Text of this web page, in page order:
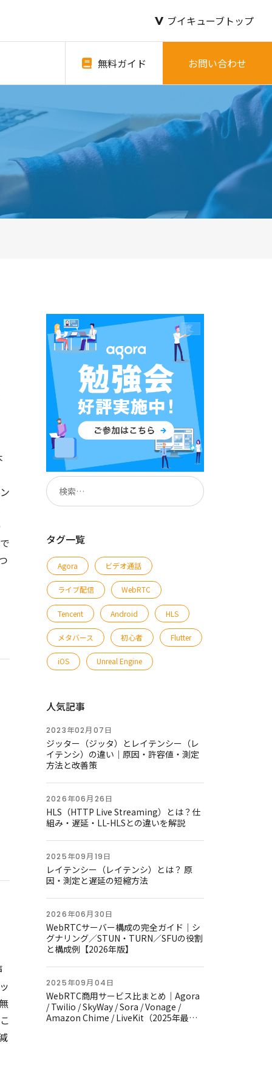
ブイキューブトップ
無料ガイド お問い合わせ
タグ一覧
Agora ビデオ通話
ライブ配信 WebRTC
Tencent Android HLS
メタバース 初心者 Flutter
iOS Unreal Engine
人気記事
2023年02月07日
ジッター（ジッタ）とレイテンシー（レ
イテンシ）の違い｜原因・許容値・測定
方法と改善策
2026年06月26日
HLS（HTTP Live Streaming）とは？仕
組み・遅延・LL-HLSとの違いを解説
2025年09月19日
レイテンシー（レイテンシ）とは？ 原
因・測定と遅延の短縮方法
2026年06月30日
WebRTCサーバー構成の完全ガイド｜シ
グナリング／STUN・TURN／SFUの役割
と構成例【2026年版】
2025年09月04日
WebRTC商用サービス比まとめ｜Agora
/ Twilio / SkyWay / Sora / Vonage /
Amazon Chime / LiveKit（2025年最新